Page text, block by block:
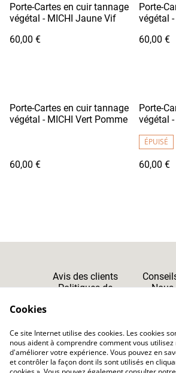
Porte-Cartes en cuir tannage
végétal - MICHI Jaune Vif
60,00 €
Porte-
végétal
60,00 €
Porte-Cartes en cuir tannage
végétal - MICHI Vert Pomme
60,00 €
Porte-
végétal
ÉPUISÉ
60,00 €
Avis des clients
Politiques de
Nous
CGV
Cookies
Ce site Internet utilise des cookies. Les cookies
nous aident à comprendre comment vous
d'améliorer votre expérience. Vous pouvez en
et contrôler la façon dont ils sont utilisés en